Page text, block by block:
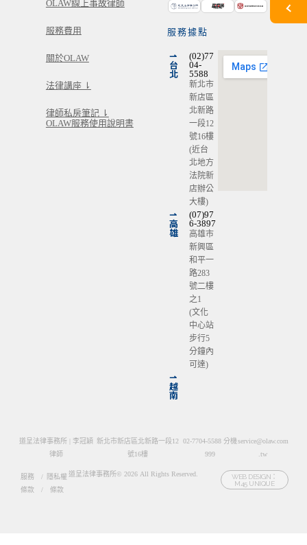
OLAW線上事故律師
服務費用
關於OLAW
法律講座 ⇂
律師私房筆記 ⇂
OLAW服務使用說明書
服務據點
⇀
台
北
(02)77
04-
5588
新北市
新店區
北新路
一段12
號16樓
(近台
北地方
法院新
店辦公
大樓)
⇀
高
雄
(07)97
6-3897
高雄市
新興區
和平一
路283
號二樓
之1
(文化
中心站
步行5
分鐘內
可達)
⇀
越
南
道呈法律事務所 | 李冠穎
律師
新北市新店區北新路一段12
號16樓
02-7704-5588 分機
999
service@olaw.com
.tw
服務
條款
/
/
隱私權
條款
道呈法律事務所© 2026 All Rights Reserved.
WEB DESIGN：
M45 UNIQUE